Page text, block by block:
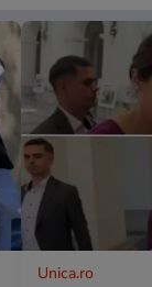
Unica.ro